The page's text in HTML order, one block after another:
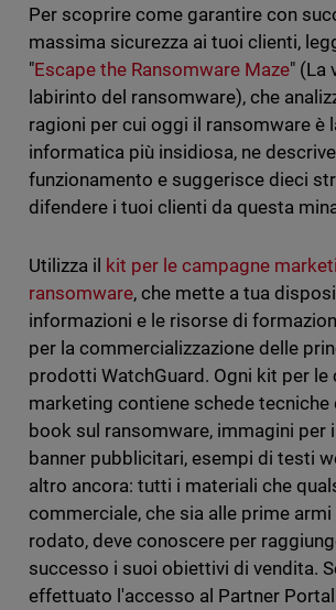
Per scoprire come garantire con
massima sicurezza ai tuoi clienti,
"Escape the Ransomware Maze" (La
labirinto del ransomware), che
ragioni per cui oggi il ransomware è
informatica più insidiosa, ne
funzionamento e suggerisce dieci
difendere i tuoi clienti da questa
Utilizza il kit per le campagne
ransomware, che mette a tua
informazioni e le risorse di
per la commercializzazione delle
prodotti WatchGuard. Ogni kit per le
marketing contiene schede
book sul ransomware, immagini per
banner pubblicitari, esempi di testi
altro ancora: tutti i materiali che
commerciale, che sia alle prime armi
rodato, deve conoscere per
successo i suoi obiettivi di vendita.
effettuato l'accesso al Partner